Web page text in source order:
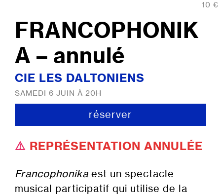
FRANCOPHONIK
A – annulé
CIE LES DALTONIENS
SAMEDI 6 JUIN À 20H
réserver
⚠️ REPRÉSENTATION ANNULÉE
Francophonika est un spectacle
musical participatif qui utilise de la
10 €